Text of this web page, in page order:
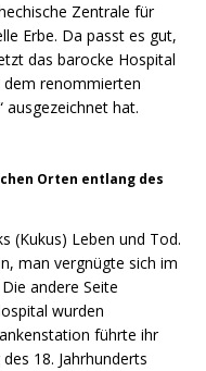
Zentrale für
Erbe. Da passt es gut,
das barocke Hospital
renommierten
ausgezeichnet hat.
Orten entlang des
(Kukus) Leben und Tod.
man vergnügte sich im
andere Seite
wurden
führte ihr
18. Jahrhunderts